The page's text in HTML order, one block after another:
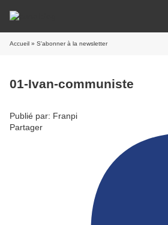
Accueil » S'abonner à la newsletter
01-Ivan-communiste
Publié par: Franpi
Partager